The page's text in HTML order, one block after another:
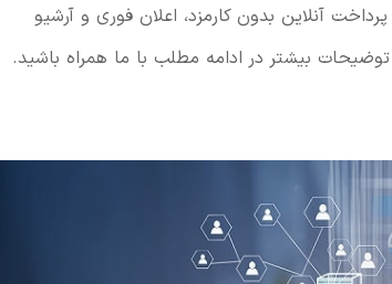
آنلاین بدون کارمزد، اعلان فوری و آرشیو
بیشتر در ادامه مطلب با ما همراه باشید.